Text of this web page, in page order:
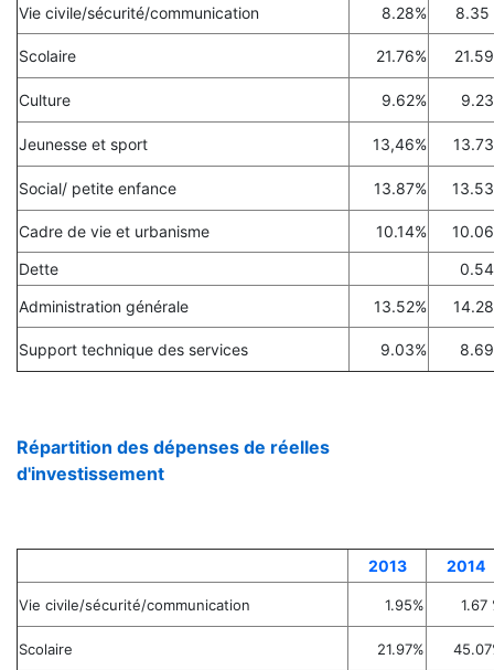
Vie civile/sécurité/communication
8.28% 8.35
Scolaire 21.76%
Culture 9.62%
Jeunesse et sport 13,46%
Social/ petite enfance 13.87%
Cadre de vie et urbanisme 10.14%
Dette
Administration générale
13.52%
Support technique des services 9.03%
Répartition des dépenses de réelles
d'investissement
2013 2014
Vie civile/sécurité/communication 1.95% 1.67
Scolaire 21.97%